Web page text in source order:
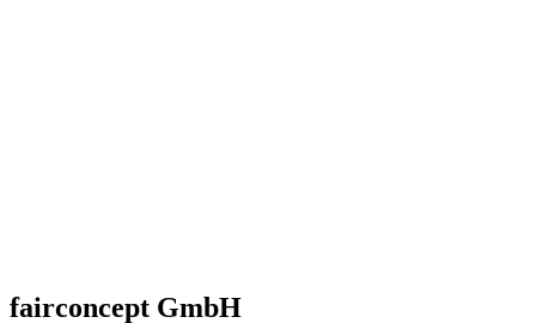
fairconcept GmbH